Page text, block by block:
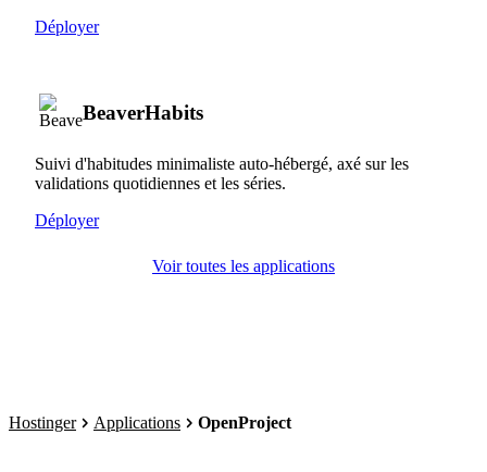
Déployer
BeaverHabits
Suivi d'habitudes minimaliste auto-hébergé, axé sur les
validations quotidiennes et les séries.
Déployer
Voir toutes les applications
Hostinger Applications OpenProject